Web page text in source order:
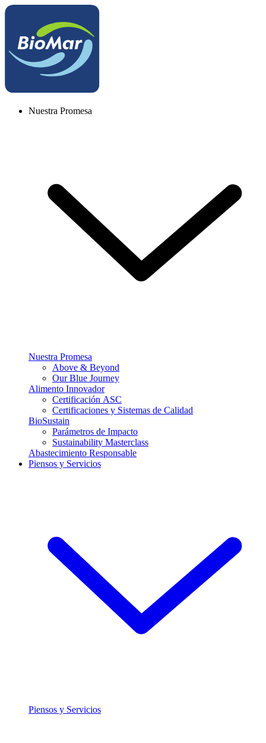
Nuestra Promesa
Nuestra Promesa
Above & Beyond
Our Blue Journey
Alimento Innovador
Certificación ASC
Certificaciones y Sistemas de Calidad
BioSustain
Parámetros de Impacto
Sustainability Masterclass
Abastecimiento Responsable
Piensos y Servicios
Piensos y Servicios